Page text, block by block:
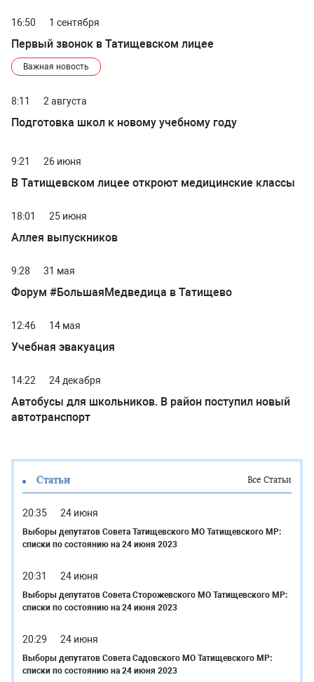
16:50 1 сентября
Первый звонок в Татищевском лицее
Важная новость
8:11 2 августа
Подготовка школ к новому учебному году
9:21 26 июня
В Татищевском лицее откроют медицинские классы
18:01 25 июня
Аллея выпускников
9:28 31 мая
Форум #БольшаяМедведица в Татищево
12:46 14 мая
Учебная эвакуация
14:22 24 декабря
Автобусы для школьников. В район поступил новый
автотранспорт
Статьи Все Статьи
20:35 24 июня
Выборы депутатов Совета Татищевского МО Татищевского МР:
списки по состоянию на 24 июня 2023
20:31 24 июня
Выборы депутатов Совета Сторожевского МО Татищевского МР:
списки по состоянию на 24 июня 2023
20:29 24 июня
Выборы депутатов Совета Садовского МО Татищевского МР:
списки по состоянию на 24 июня 2023